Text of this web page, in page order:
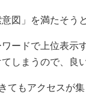
図」を満たそう
ワードで上位表示
しまうので、良
てもアクセスが